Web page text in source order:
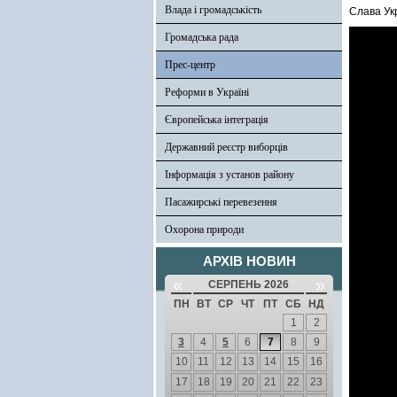
Влада і громадськість
Громадська рада
Прес-центр
Реформи в Україні
Європейська інтеграція
Державний реєстр виборців
Інформація з установ району
Пасажирські перевезення
Охорона природи
АРХІВ НОВИН
« СЕРПЕНЬ 2026 »
ПН ВТ СР ЧТ ПТ СБ
НД
1
2
3
4 5 6 7 8
9
10
11 12 13 14 15
16
17
18 19 20 21 22
23
Слава